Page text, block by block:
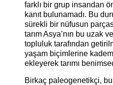
farklı bir grup insandan
kanıt bulunamadı. Bu
sürekli bir nüfusun
tarım Asya’nın bu uzak
topluluk tarafından
yaşam biçimlerine
ekleyerek tarımı
Birkaç paleogenetikçi,